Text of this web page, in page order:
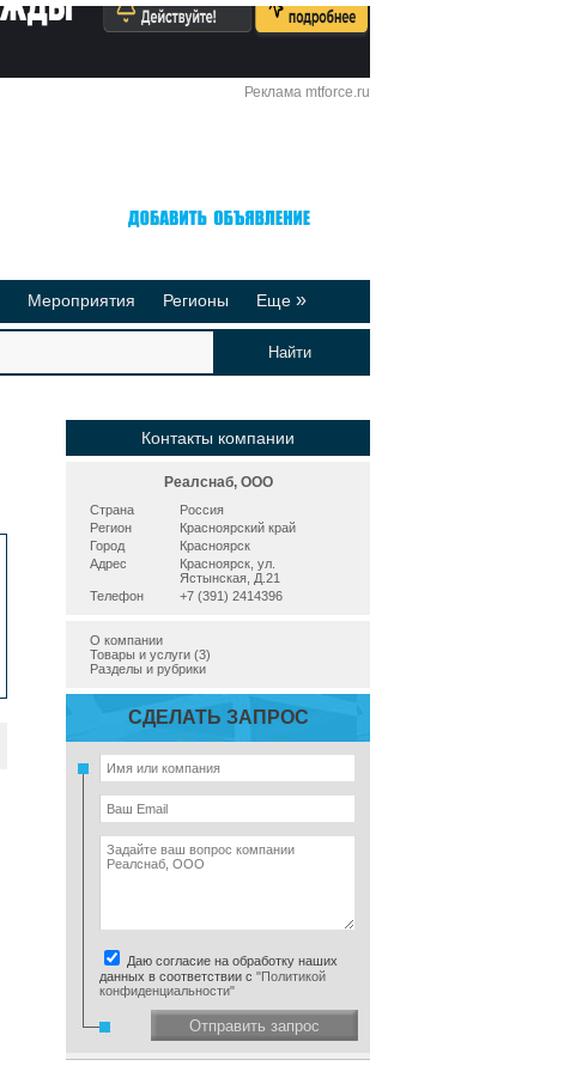
Реклама mtforce.ru
Мероприятия Регионы Еще »
Реклама на сайте
Контакты компании
Реалснаб, ООО
Страна
Россия
Регион
Красноярский край
Город
Красноярск
Адрес
Красноярск, ул.
Ястынская, Д.21
Телефон
+7 (391) 2414396
О компании
Товары и услуги (3)
Разделы и рубрики
СДЕЛАТЬ ЗАПРОС
Даю согласие на обработку наших
данных в соответствии с "Политикой
конфиденциальности"
Отправить запрос